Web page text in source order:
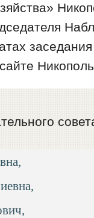
заседания